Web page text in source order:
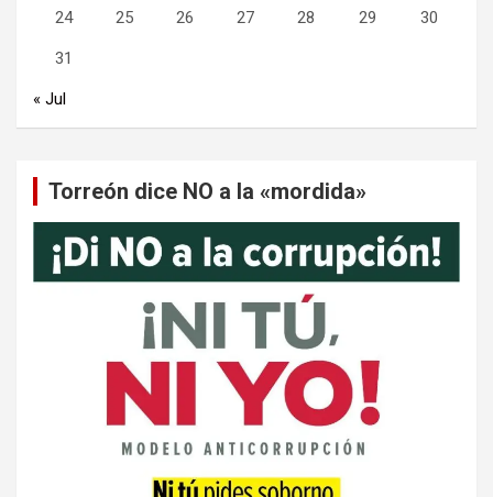
24 25 26 27 28 29 30
31
« Jul
Torreón dice NO a la «mordida»